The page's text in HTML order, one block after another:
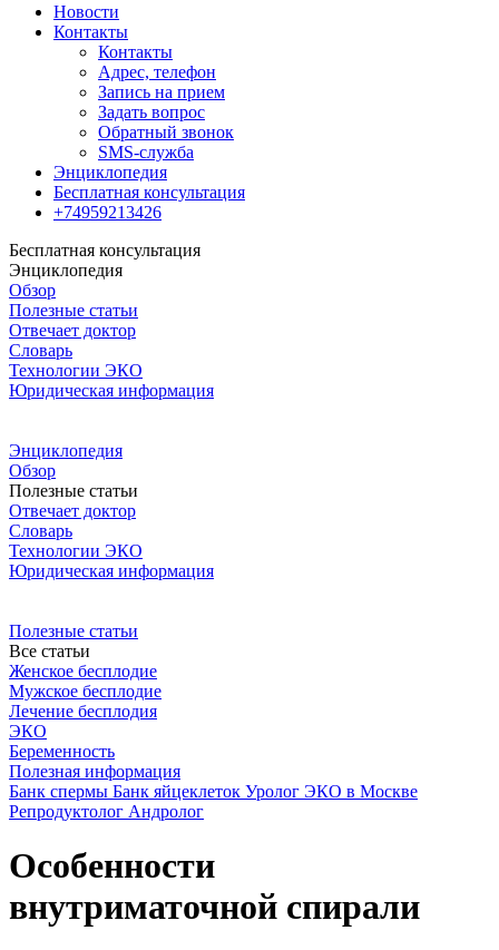
Новости
Контакты
Контакты
Адрес, телефон
Запись на прием
Задать вопрос
Обратный звонок
SMS-служба
Энциклопедия
Бесплатная консультация
+74959213426
Бесплатная консультация
Энциклопедия
Обзор
Полезные статьи
Отвечает доктор
Словарь
Технологии ЭКО
Юридическая информация
Энциклопедия
Обзор
Полезные статьи
Отвечает доктор
Словарь
Технологии ЭКО
Юридическая информация
Полезные статьи
Все статьи
Женское бесплодие
Мужское бесплодие
Лечение бесплодия
ЭКО
Беременность
Полезная информация
Банк спермы Банк яйцеклеток Уролог ЭКО в Москве
Репродуктолог Андролог
Особенности
внутриматочной спирали